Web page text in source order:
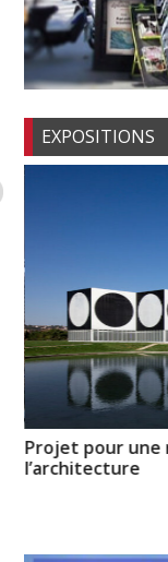
EXPOSITIONS
Projet pour une
l’architecture